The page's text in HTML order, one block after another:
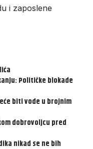
i zaposlene
Političke blokade
biti vode u brojnim
dobrovoljcu pred
nikad se ne bih